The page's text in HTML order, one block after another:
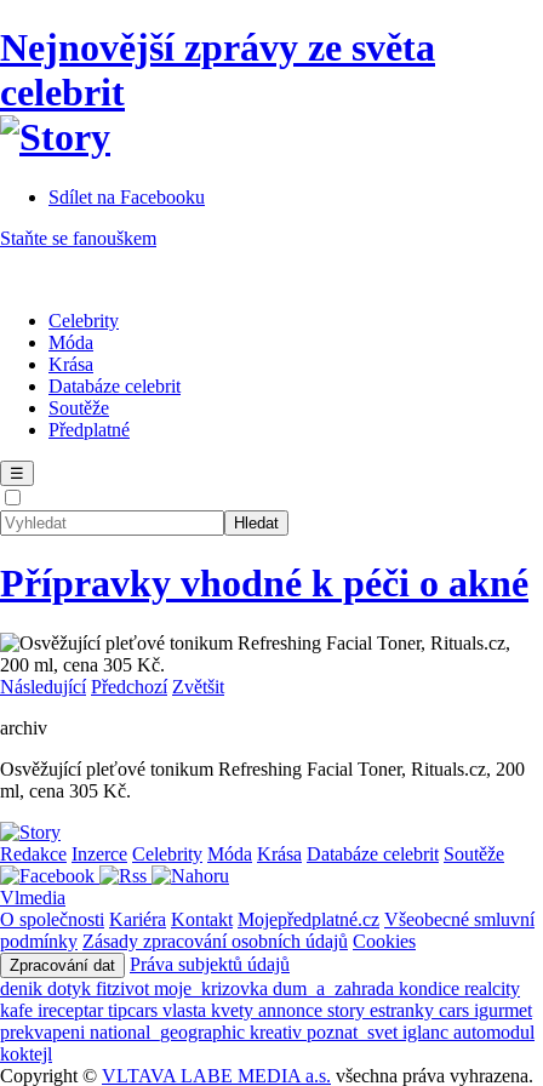
Nejnovější zprávy ze světa
celebrit
Sdílet na Facebooku
Staňte se fanouškem
Celebrity
Móda
Krása
Databáze celebrit
Soutěže
Předplatné
☰
Přípravky vhodné k péči o akné
Následující Předchozí Zvětšit
archiv
Osvěžující pleťové tonikum Refreshing Facial Toner, Rituals.cz, 200
ml, cena 305 Kč.
Redakce Inzerce Celebrity Móda Krása Databáze celebrit Soutěže
Vlmedia
O společnosti Kariéra Kontakt Mojepředplatné.cz Všeobecné smluvní
podmínky Zásady zpracování osobních údajů Cookies
Zpracování dat
Práva subjektů údajů
denik dotyk fitzivot moje_krizovka dum_a_zahrada kondice realcity
kafe ireceptartipcars vlasta kvety annonce story estranky cars igurmet
prekvapeni national_geographic kreativ poznat_svet iglanc automodul
koktejl
Copyright © VLTAVA LABE MEDIA a.s. všechna práva vyhrazena.